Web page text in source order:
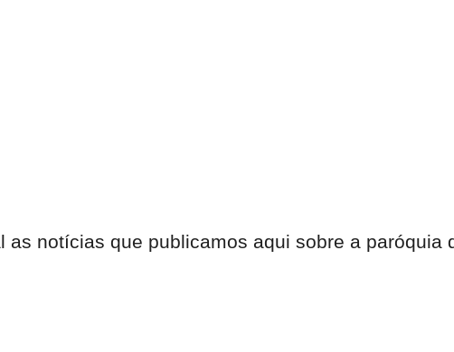
notícias que publicamos aqui sobre a paróquia